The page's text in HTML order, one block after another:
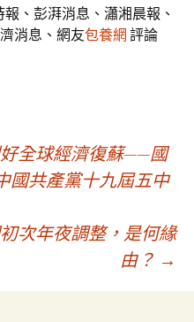
報、彭湃消息、瀟湘晨報、
消息、網友包養網 評論
全球經濟復蘇——國
國共產黨十九屆五中
次年夜調整，是何緣
由？ →